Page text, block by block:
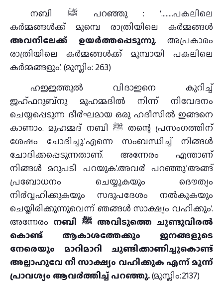
നബി ﷺ പറഞ്ഞു : ‘……..പകലിലെ
കർമ്മങ്ങൾക്ക്‌ മുമ്പെ രാത്രിയിലെ കർമ്മങ്ങൾ
അവനിലേക്ക്‌ ഉയർത്തപ്പെടുന്നു. അപ്രകാരം
രാത്രിയിലെ കർമ്മങ്ങൾക്ക്‌ മുമ്പായി പകലിലെ
കർമ്മങ്ങളും’. (മുസ്ലിം: 263)
ഹജ്ജത്തുല്‍ വിദാഇനെ കുറിച്ച്
ജഹ്ഫറുബ്നു മുഹമ്മദില്‍ നിന്ന് നിവേദനം
ചെയ്യപ്പെടുന്ന ദീ൪ഘമായ ഒരു ഹദീസില്‍ ഇങ്ങനെ
കാണാം. മുഹമ്മദ് നബി ﷺ തന്റെ പ്രസംഗത്തിന്
ശേഷം ചോദിച്ചു.’എന്നെ സംബന്ധിച്ച് നിങ്ങള്‍
ചോദിക്കപ്പെടുന്നതാണ്. അന്നേരം എന്താണ്
നിങ്ങള്‍ മറുപടി പറയുക’.അവ൪ പറഞ്ഞു.’അങ്ങ്
പ്രബോധനം ചെയ്യുകയും ദൌത്യം
നി൪വ്വഹിക്കുകയും സദുപദേശം നല്‍കുകയും
ചെയ്തിരിക്കുന്നുവെന്ന് ഞങ്ങള്‍ സാക്ഷ്യം വഹിക്കും’.
അന്നേരം നബി ﷺ അവിടുത്തെ ചൂണ്ടുവിരല്‍
കൊണ്ട് ആകാശത്തേക്കും ജനങ്ങളുടെ
നേരെയും മാറിമാറി ചൂണ്ടിക്കാണിച്ചുകൊണ്ട്
അല്ലാഹുവേ നീ സാക്ഷ്യം വഹിക്കുക എന്ന് മൂന്ന്
പ്രാവശ്യം ആവ൪ത്തിച്ച് പറഞ്ഞു.(മുസ്ലിം:2137)